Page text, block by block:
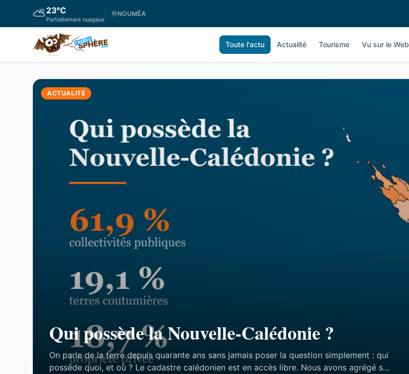
⛅23°C
Partiellement nuageux
NOUMÉA
Toute l'actu Actualité Tourisme Vu sur le Web
ACTUALITÉ
Qui possède la Nouvelle-Calédonie ?
On parle de la terre depuis quarante ans sans jamais poser la question simplement : qui
possède quoi, et où ? Le cadastre calédonien est en accès libre. Nous avons agrégé ses